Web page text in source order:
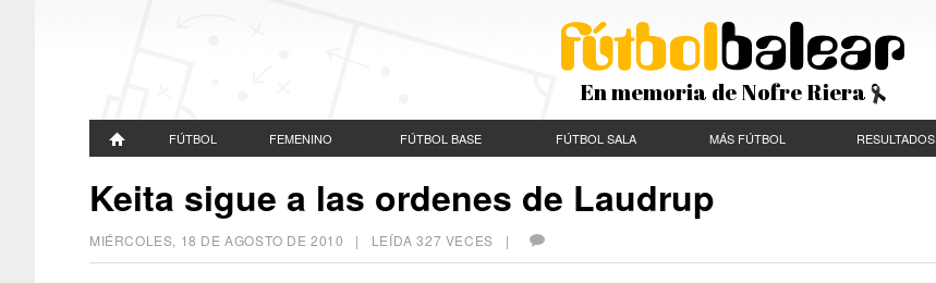
En memoria de Nofre Riera
FÚTBOL FEMENINO FÚTBOL BASE FÚTBOL SALA MÁS FÚTBOL RESULTADOS
Keita sigue a las ordenes de Laudrup
MIÉRCOLES, 18 DE AGOSTO DE 2010 | LEÍDA 327 VECES |